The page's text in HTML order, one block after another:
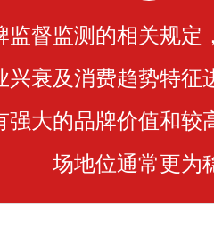
监督监测的相关规定
兴衰及消费趋势特征
强大的品牌价值和较
场地位通常更为